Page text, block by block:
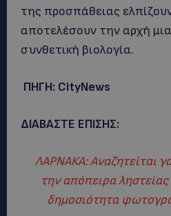
της προσπάθειας
αποτελέσουν την αρχή
συνθετική βιολογία.
ΠΗΓΗ: CityNews
ΔΙΑΒΑΣΤΕ ΕΠΙΣΗΣ:
ΛΑΡΝΑΚΑ: Αναζητείται
την απόπειρα
δημοσιότητα